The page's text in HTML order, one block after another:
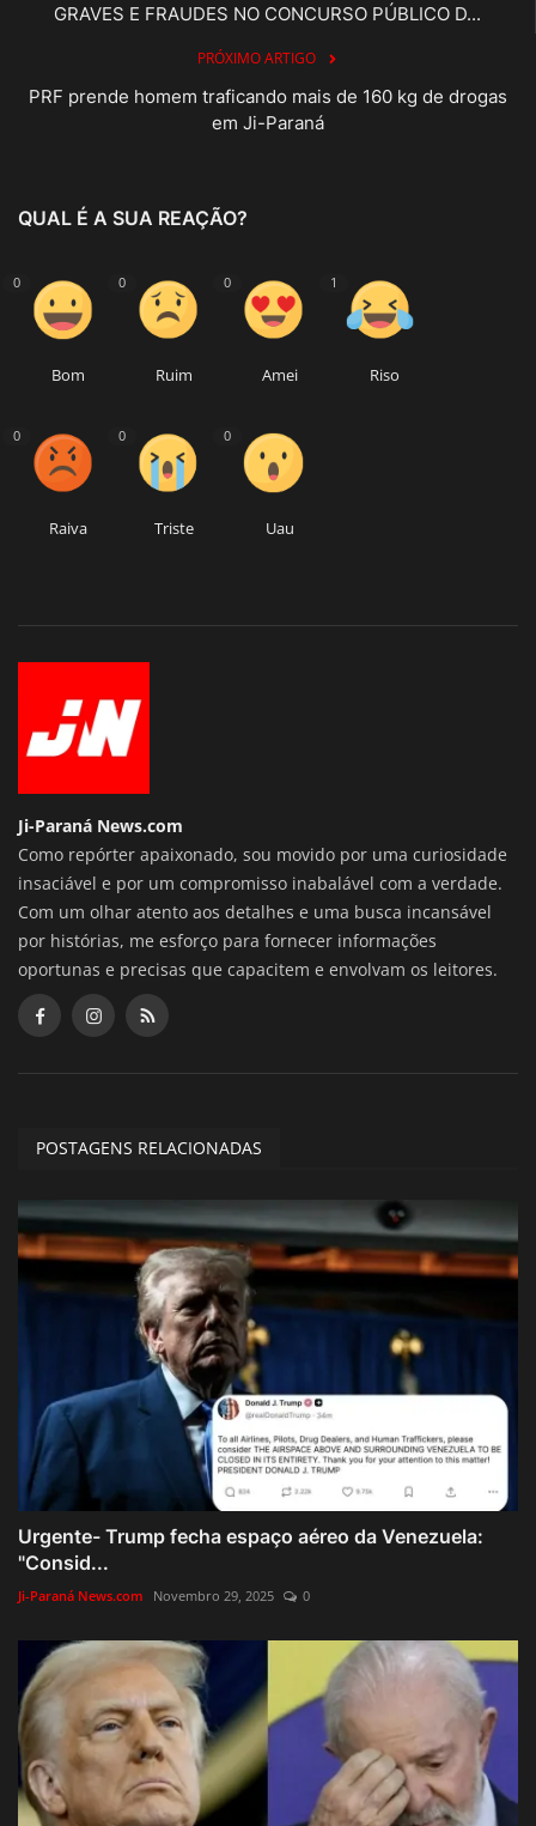
GRAVES E FRAUDES NO CONCURSO PÚBLICO D...
PRÓXIMO ARTIGO
PRF prende homem traficando mais de 160 kg de drogas
em Ji-Paraná
QUAL É A SUA REAÇÃO?
0
Bom
0
Ruim
0
Amei
1
Riso
0
Raiva
0
Triste
0
Uau
Ji-Paraná News.com
Como repórter apaixonado, sou movido por uma curiosidade
insaciável e por um compromisso inabalável com a verdade.
Com um olhar atento aos detalhes e uma busca incansável
por histórias, me esforço para fornecer informações
oportunas e precisas que capacitem e envolvam os leitores.
POSTAGENS RELACIONADAS
Urgente- Trump fecha espaço aéreo da Venezuela:
"Consid...
Ji-Paraná News.com Novembro 29, 2025 0